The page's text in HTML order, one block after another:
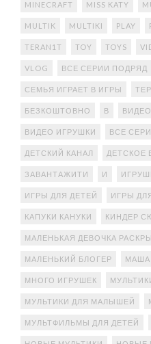
MINECRAFT MISS KATY
MULTIK MULTIKI PLAY
TERAN1T TOY TOYS
VLOG ВСЕ СЕРИИ ПОДРЯД
СЕМЬЯ ИГРАЕТ В ИГРЫ
БЕЗКОШТОВНО В
ВИДЕО ИГРУШКИ ВСЕ
ДЕТСКИЙ КАНАЛ ДЕТСКОЕ
ЗАВАНТАЖИТИ И
ИГРЫ ДЛЯ ДЕТЕЙ ИГРЫ
КАПУКИ КАНУКИ КИНДЕР
МАЛЕНЬКАЯ ДЕВОЧКА
МАЛЕНЬКИЙ БЛОГЕР МАША
МНОГО ИГРУШЕК
МУЛЬТИКИ ДЛЯ МАЛЫШЕЙ
МУЛЬТФИЛЬМЫ ДЛЯ ДЕТЕЙ